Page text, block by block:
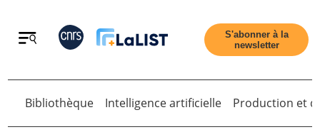
Retour
S'abonner à la
newsletter
Retour
Bibliothèque Intelligence artificielle Production et